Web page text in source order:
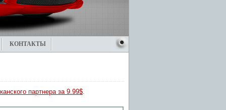
КОНТАКТЫ
партнера за 9.99$.